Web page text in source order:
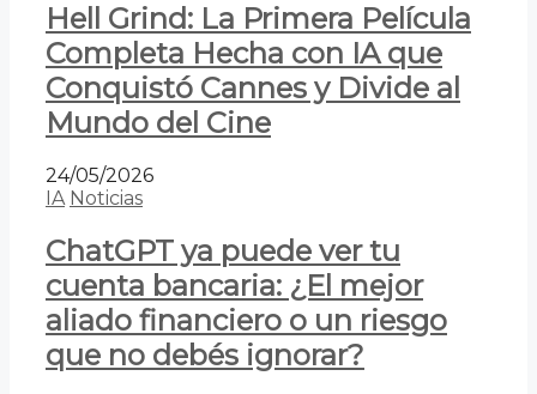
Hell Grind: La Primera Película
Completa Hecha con IA que
Conquistó Cannes y Divide al
Mundo del Cine
24/05/2026
IA Noticias
ChatGPT ya puede ver tu
cuenta bancaria: ¿El mejor
aliado financiero o un riesgo
que no debés ignorar?